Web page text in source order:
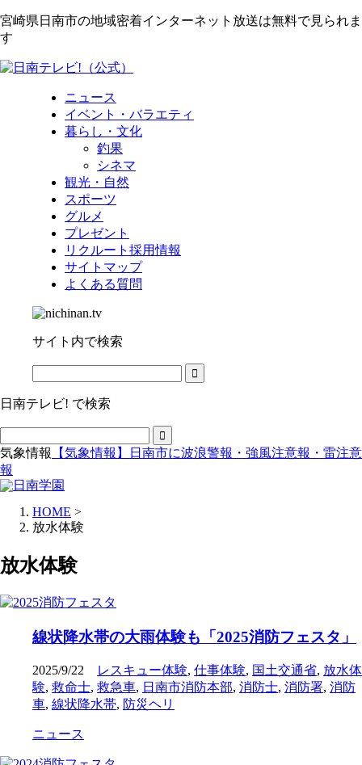
宮崎県日南市の地域密着インターネット放送は無料で見られま
す
ニュース
イベント・バラエティ
暮らし・文化
釣果
シネマ
観光・自然
スポーツ
グルメ
プレゼント
リクルート採用情報
サイトマップ
よくある質問
サイト内で検索
日南テレビ! で検索
気象情報
【気象情報】日南市に波浪警報・強風注意報・雷注意
報
HOME >
放水体験
放水体験
線状降水帯の大雨体験も「2025消防フェスタ」
2025/9/22 レスキュー体験, 仕事体験, 国土交通省, 放水体
験, 救命士, 救急車, 日南市消防本部, 消防士, 消防署, 消防
車, 線状降水帯, 防災ヘリ
ニュース